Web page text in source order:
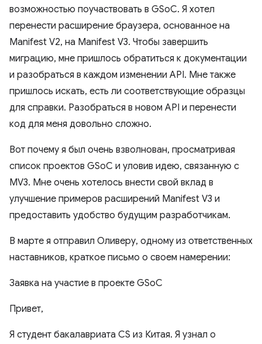
возможностью поучаствовать в GSoC. Я хотел
перенести расширение браузера, основанное на
Manifest V2, на Manifest V3. Чтобы завершить
миграцию, мне пришлось обратиться к документации
и разобраться в каждом изменении API. Мне также
пришлось искать, есть ли соответствующие образцы
для справки. Разобраться в новом API и перенести
код для меня довольно сложно.
Вот почему я был очень взволнован, просматривая
список проектов GSoC и уловив идею, связанную с
MV3. Мне очень хотелось внести свой вклад в
улучшение примеров расширений Manifest V3 и
предоставить удобство будущим разработчикам.
В марте я отправил Оливеру, одному из ответственных
наставников, краткое письмо о своем намерении:
Заявка на участие в проекте GSoC
Привет,
Я студент бакалавриата CS из Китая. Я узнал о